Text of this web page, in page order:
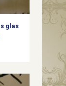
glas